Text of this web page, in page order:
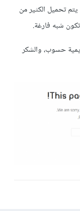
تحميل الكثير من
شبه فارغة.
حسوب، والشكر